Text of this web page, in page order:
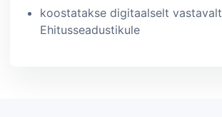
koostatakse digitaalselt vastavalt
Ehitusseadustikule